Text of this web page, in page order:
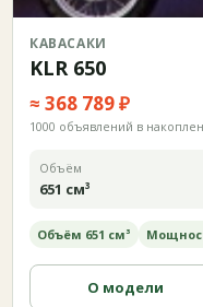
КАВАСАКИ
KLR 650
≈ 368 789 ₽
1000 объявлений в
Объём
651 см³
Объём 651 см³
О модели